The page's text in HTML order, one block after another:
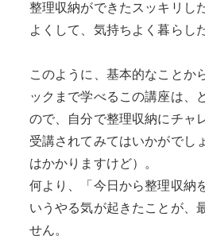
整理収納ができたスッキリし
よくして、気持ちよく暮らし
このように、基本的なことか
ックまで学べるこの講座は、
ので、自分で整理収納にチャ
受講されてみてはいかがでし
はかかりますけど）。
何より、「今日から整理収納
いうやる気が起きたことが、
せん。